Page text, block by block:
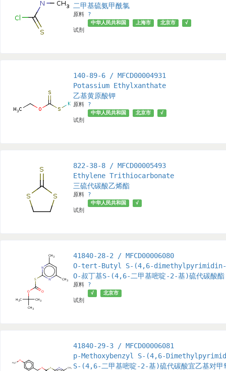
二甲基硫氨甲酰氯
原料 ?
试剂
中华人民共和国 上海市 北京市 √
140-89-6 / MFCD00004931
Potassium Ethylxanthate
乙基黄原酸钾
原料 ?
试剂
中华人民共和国 北京市 √
822-38-8 / MFCD00005493
Ethylene Trithiocarbonate
三硫代碳酸乙烯酯
原料 ?
试剂
中华人民共和国 √
41840-28-2 / MFCD00006080
O-tert-Butyl S-(4,6-
O-叔丁基S-(4,6-二甲基嘧啶-2-基)硫代碳酸酯
原料 ?
试剂
√ 北京市
41840-29-3 / MFCD00006081
p-Methoxybenzyl S-(4,6-
S-(4,6-二甲基嘧啶-2-基)硫代碳酸宜乙基对甲